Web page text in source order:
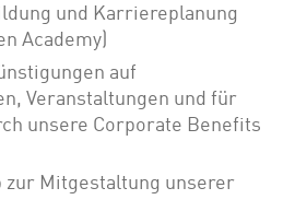
und Karriereplanung
Academy)
auf
Veranstaltungen und für
unsere Corporate Benefits
Mitgestaltung unserer